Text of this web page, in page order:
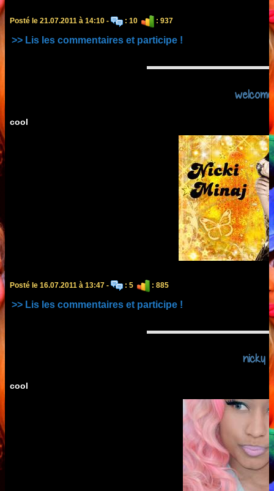
Posté le 21.07.2011 à 14:10 - : 10 : 937
>> Lis les commentaires et participe !
welcome
cool
Posté le 16.07.2011 à 13:47 - : 5 : 885
>> Lis les commentaires et participe !
nicky
cool